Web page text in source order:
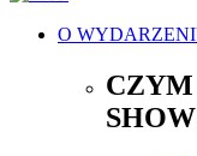
O
CZYM